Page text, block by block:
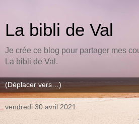
La bibli de Val
Je crée ce blog pour partager mes
La bibli de Val.
vendredi 30 avril 2021